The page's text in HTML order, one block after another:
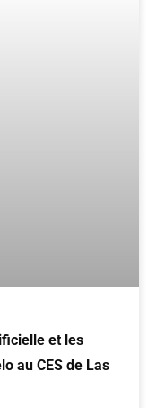
et les
au CES de Las